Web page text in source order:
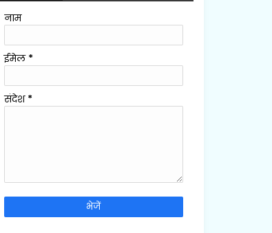
नाम
ईमेल *
संदेश *